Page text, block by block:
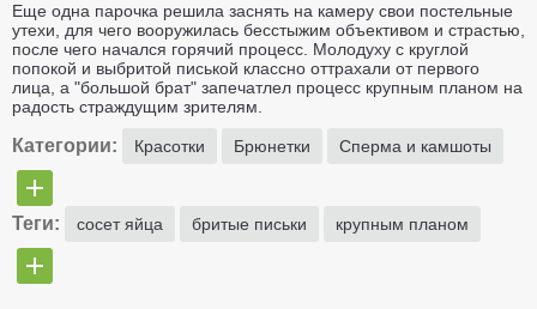
Еще одна парочка решила заснять на камеру свои постельные
утехи, для чего вооружилась бесстыжим объективом и страстью,
после чего начался горячий процесс. Молодуху с круглой
попокой и выбритой писькой классно оттрахали от первого
лица, а "большой брат" запечатлел процесс крупным планом на
радость страждущим зрителям.
Категории: Красотки Брюнетки Сперма и камшоты
Теги: сосет яйца бритые письки крупным планом